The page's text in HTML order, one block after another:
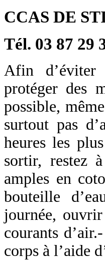
CCAS DE
Tél. 03 87 29
Afin d’éviter
protéger des
possible,
surtout pas
heures les
sortir, restez
amples en
bouteille
journée,
courants
corps à l’aide